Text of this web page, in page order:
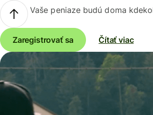
Vaše peniaze budú doma
Zaregistrovať sa Čítať viac